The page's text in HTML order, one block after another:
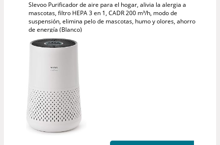
Slevoo Purificador de aire para el hogar, alivia la alergia a
mascotas, filtro HEPA 3 en 1, CADR 200 m³/h, modo de
suspensión, elimina pelo de mascotas, humo y olores, ahorro
de energía (Blanco)